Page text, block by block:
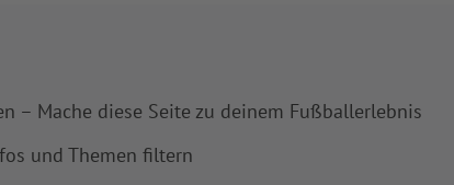
– Mache diese Seite zu deinem Fußballerlebnis
und Themen filtern